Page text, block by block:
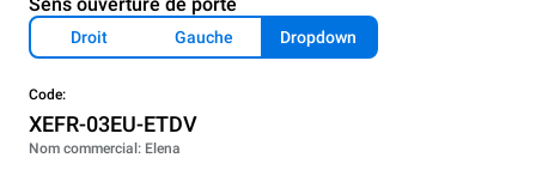
Droit Gauche Dropdown
Code:
XEFR-03EU-ETDV
Nom commercial: Elena